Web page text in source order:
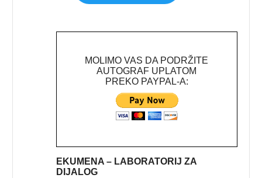
MOLIMO VAS DA PODRŽITE
AUTOGRAF UPLATOM
PREKO PAYPAL-A:
EKUMENA – LABORATORIJ ZA
DIJALOG